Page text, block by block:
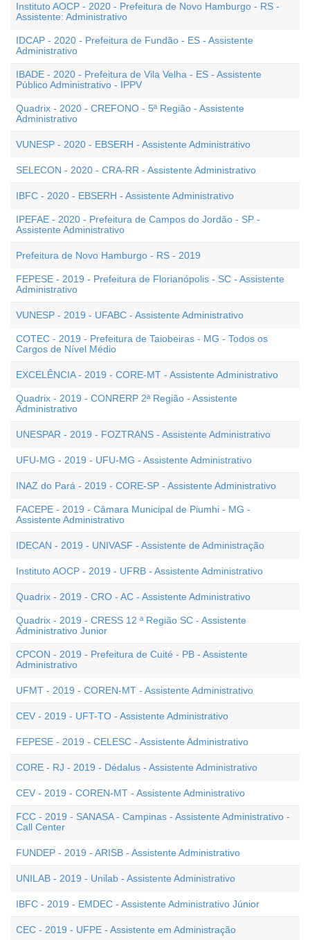
Instituto AOCP - 2020 - Prefeitura de Novo Hamburgo - RS -
Assistente: Administrativo
IDCAP - 2020 - Prefeitura de Fundão - ES - Assistente
Administrativo
IBADE - 2020 - Prefeitura de Vila Velha - ES - Assistente
Público Administrativo - IPPV
Quadrix - 2020 - CREFONO - 5ª Região - Assistente
Administrativo
VUNESP - 2020 - EBSERH - Assistente Administrativo
SELECON - 2020 - CRA-RR - Assistente Administrativo
IBFC - 2020 - EBSERH - Assistente Administrativo
IPEFAE - 2020 - Prefeitura de Campos do Jordão - SP -
Assistente Administrativo
Prefeitura de Novo Hamburgo - RS - 2019
FEPESE - 2019 - Prefeitura de Florianópolis - SC - Assistente
Administrativo
VUNESP - 2019 - UFABC - Assistente Administrativo
COTEC - 2019 - Prefeitura de Taiobeiras - MG - Todos os
Cargos de Nível Médio
EXCELÊNCIA - 2019 - CORE-MT - Assistente Administrativo
Quadrix - 2019 - CONRERP 2ª Região - Assistente
Administrativo
UNESPAR - 2019 - FOZTRANS - Assistente Administrativo
UFU-MG - 2019 - UFU-MG - Assistente Administrativo
INAZ do Pará - 2019 - CORE-SP - Assistente Administrativo
FACEPE - 2019 - Câmara Municipal de Piumhi - MG -
Assistente Administrativo
IDECAN - 2019 - UNIVASF - Assistente de Administração
Instituto AOCP - 2019 - UFRB - Assistente Administrativo
Quadrix - 2019 - CRO - AC - Assistente Administrativo
Quadrix - 2019 - CRESS 12 ª Região SC - Assistente
Administrativo Junior
CPCON - 2019 - Prefeitura de Cuité - PB - Assistente
Administrativo
UFMT - 2019 - COREN-MT - Assistente Administrativo
CEV - 2019 - UFT-TO - Assistente Administrativo
FEPESE - 2019 - CELESC - Assistente Administrativo
CORE - RJ - 2019 - Dédalus - Assistente Administrativo
CEV - 2019 - COREN-MT - Assistente Administrativo
FCC - 2019 - SANASA - Campinas - Assistente Administrativo -
Call Center
FUNDEP - 2019 - ARISB - Assistente Administrativo
UNILAB - 2019 - Unilab - Assistente Administrativo
IBFC - 2019 - EMDEC - Assistente Administrativo Júnior
CEC - 2019 - UFPE - Assistente em Administração